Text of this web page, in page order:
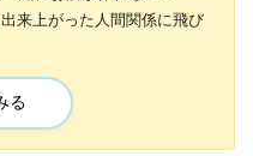
来上がった人間関係に飛び
店祝い金も上げちゃいます♪
る